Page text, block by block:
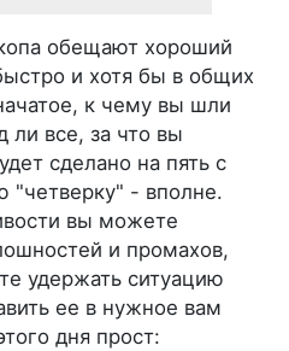
обещают хороший
и хотя бы в общих
к чему вы шли
ли все, за что вы
сделано на пять с
"четверку" - вполне.
вы можете
и промахов,
удержать ситуацию
ее в нужное вам
дня прост: